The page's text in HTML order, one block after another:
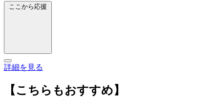
ここから応援
詳細を見る
【こちらもおすすめ】